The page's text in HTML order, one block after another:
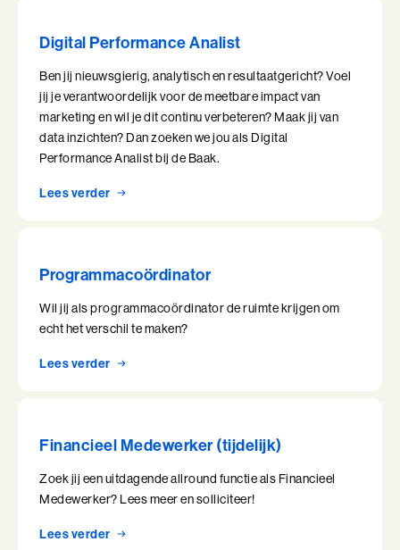
Ik en de Anderen
Ik en de Anderen (BaakBoost)
Invloed in Complexiteit
Inzicht in Ambitie
Jouw Kracht in Culturele Diversiteit
Leiden van Veranderingen (BaakBoost)
Leiderschap door Vrouwen
Leidinggeven aan eigenwijze Professionals
Digital Performance Analist
Ben jij nieuwsgierig, analytisch en resultaatgericht? Voel
jij je verantwoordelijk voor de meetbare impact van
marketing en wil je dit continu verbeteren? Maak jij van
data inzichten? Dan zoeken we jou als Digital
Performance Analist bij de Baak.
Lees verder
Programmacoördinator
Wil jij als programmacoördinator de ruimte krijgen om
echt het verschil te maken?
Lees verder
Financieel Medewerker (tijdelijk)
Zoek jij een uitdagende allround functie als Financieel
Medewerker? Lees meer en solliciteer!
Lees verder